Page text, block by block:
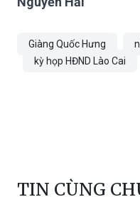
Giàng Quốc Hưng